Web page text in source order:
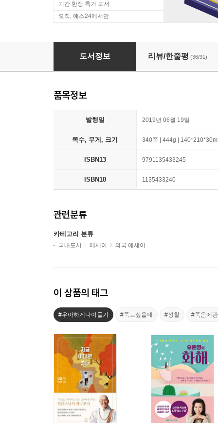
기간 한정 특가 도서
오직, 예스24에서만
인생의 마지막 순간에서
도서정보 리뷰/한줄평 (36/91)
품목정보
발행일 2019년 06월 19일
쪽수, 무게, 크기 340쪽 | 444g |
ISBN13 9791135433245
ISBN10 1135433240
관련분류
카테고리 분류
국내도서 에세이 외국 에세이
이 상품의 태그
#우아하게나이들기 #죽고싶을때 #성찰 #죽음에